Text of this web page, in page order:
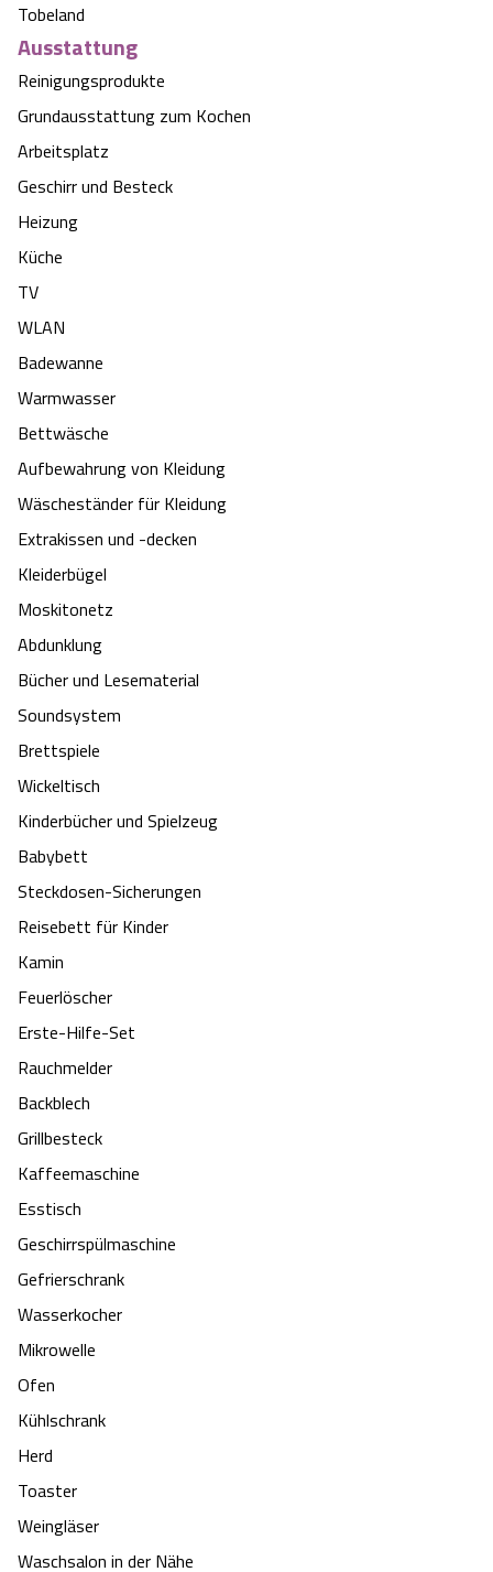
Angebote
Urlaub auf dem Bauernhof
Landschaftsführungen
Abenteuerland Trampolin-Park
Adventure District Bispingen
Tobeland
Ausstattung
Reinigungsprodukte
Grundausstattung zum Kochen
Arbeitsplatz
Geschirr und Besteck
Heizung
Küche
TV
WLAN
Badewanne
Warmwasser
Bettwäsche
Aufbewahrung von Kleidung
Wäscheständer für Kleidung
Extrakissen und -decken
Kleiderbügel
Moskitonetz
Abdunklung
Bücher und Lesematerial
Soundsystem
Brettspiele
Wickeltisch
Kinderbücher und Spielzeug
Babybett
Steckdosen-Sicherungen
Reisebett für Kinder
Kamin
Feuerlöscher
Erste-Hilfe-Set
Rauchmelder
Backblech
Grillbesteck
Kaffeemaschine
Esstisch
Ge­schirr­spül­ma­schi­ne
Gefrierschrank
Wasserkocher
Mikrowelle
Ofen
Kühlschrank
Herd
Toaster
Weingläser
Waschsalon in der Nähe